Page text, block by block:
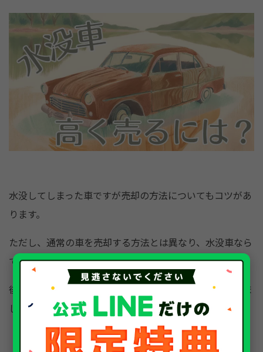
水没してしまった車ですが売却の方法についてもコツがあ
ります。
ただし、通常の車を売却する方法とは異なり、水没車なら
ではの注意点があります。
後悔しないためにも本項を参考にして、水没車を売却しま
しょう。